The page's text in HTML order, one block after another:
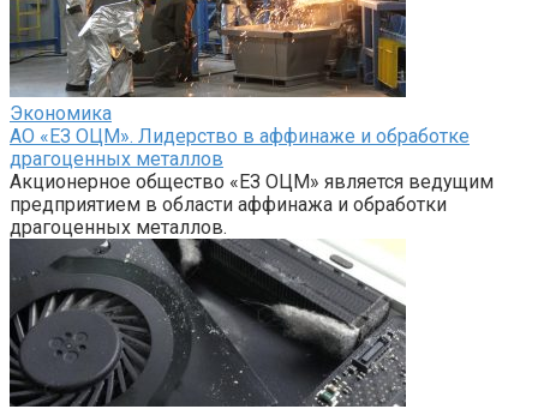
Экономика
АО «ЕЗ ОЦМ». Лидерство в аффинаже и обработке
драгоценных металлов
Акционерное общество «ЕЗ ОЦМ» является ведущим
предприятием в области аффинажа и обработки
драгоценных металлов.